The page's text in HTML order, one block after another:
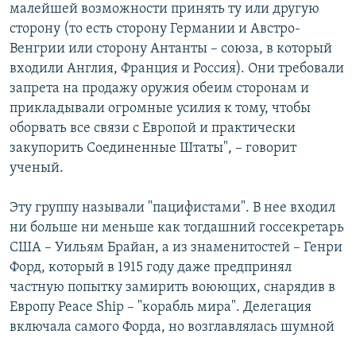
малейшей возможности принять ту или другую
сторону (то есть сторону Германии и Австро-
Венгрии или сторону Антанты – союза, в который
входили Англия, Франция и Россия). Они требовали
запрета на продажу оружия обеим сторонам и
прикладывали огромные усилия к тому, чтобы
оборвать все связи с Европой и практически
закупорить Соединенные Штаты", – говорит
ученый.
Эту группу называли "пацифистами". В нее входил
ни больше ни меньше как тогдашний госсекретарь
США – Уильям Брайан, а из знаменитостей – Генри
Форд, который в 1915 году даже предпринял
частную попытку замирить воюющих, снарядив в
Европу Peace Ship – "корабль мира". Делегация
включала самого Форда, но возглавлялась шумной